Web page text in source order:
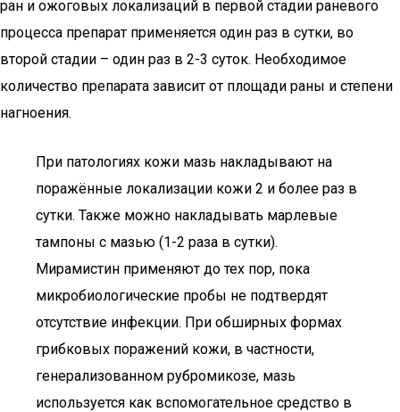
ран и ожоговых локализаций в первой стадии раневого
процесса препарат применяется один раз в сутки, во
второй стадии – один раз в 2-3 суток. Необходимое
количество препарата зависит от площади раны и степени
нагноения.
При патологиях кожи мазь накладывают на
поражённые локализации кожи 2 и более раз в
сутки. Также можно накладывать марлевые
тампоны с мазью (1-2 раза в сутки).
Мирамистин применяют до тех пор, пока
микробиологические пробы не подтвердят
отсутствие инфекции. При обширных формах
грибковых поражений кожи, в частности,
генерализованном рубромикозе, мазь
используется как вспомогательное средство в